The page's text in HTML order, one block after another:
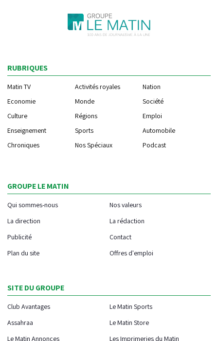
RUBRIQUES
Matin TV Activités royales
Nation
Economie
Monde
Société
Culture
Régions
Emploi
Enseignement
Sports
Automobile
Chroniques
Nos Spéciaux Podcast
GROUPE LE MATIN
Qui sommes-nous
Nos valeurs
La direction
La rédaction
Publicité
Contact
Plan du site
Offres d'emploi
SITE DU GROUPE
Club Avantages
Le Matin Sports
Assahraa
Le Matin Store
Le Matin Annonces
Les Imprimeries du Matin